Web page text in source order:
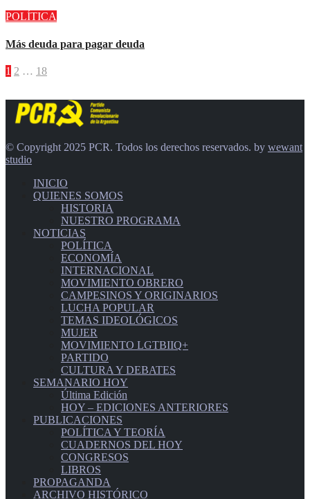
POLÍTICA
Más deuda para pagar deuda
Paginación
entradas
1 2 … 18
© Copyright 2025 PCR. Todos los derechos reservados. by wewant
studio
INICIO
QUIENES SOMOS
HISTORIA
NUESTRO PROGRAMA
NOTICIAS
POLÍTICA
ECONOMÍA
INTERNACIONAL
MOVIMIENTO OBRERO
CAMPESINOS Y ORIGINARIOS
LUCHA POPULAR
TEMAS IDEOLÓGICOS
MUJER
MOVIMIENTO LGTBIIQ+
PARTIDO
CULTURA Y DEBATES
SEMANARIO HOY
Última Edición
HOY – EDICIONES ANTERIORES
PUBLICACIONES
POLÍTICA Y TEORÍA
CUADERNOS DEL HOY
CONGRESOS
LIBROS
PROPAGANDA
ARCHIVO HISTÓRICO